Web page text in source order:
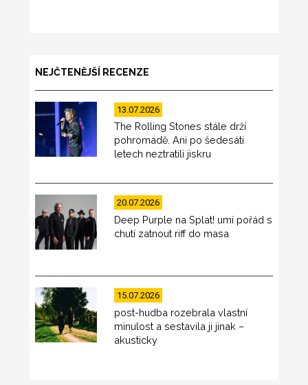
NEJČTENĚJŠÍ RECENZE
13.07.2026
The Rolling Stones stále drží
pohromadě. Ani po šedesáti
letech neztratili jiskru
20.07.2026
Deep Purple na Splat! umí pořád s
chutí zatnout riff do masa
15.07.2026
post-hudba rozebrala vlastní
minulost a sestavila ji jinak –
akusticky